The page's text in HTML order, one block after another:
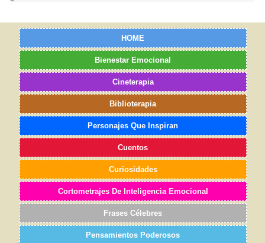
HOME
Bienestar Emocional
Cineterapia
Biblioterapia
Personajes Que Inspiran
Cuentos
Curiosidades
Cortometrajes De Inteligencia Emocional
Frases Célebres
Pensamientos Poderosos